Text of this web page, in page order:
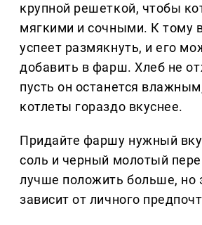
крупной решеткой, чтобы
мягкими и сочными. К тому
успеет размякнуть, и его
добавить в фарш. Хлеб не
пусть он останется
котлеты гораздо вкуснее.
Придайте фаршу нужный
соль и черный молотый
лучше положить больше, но
зависит от личного